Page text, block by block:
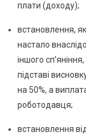
плати (доходу);
встановлення,
настало
іншого
підставі
на 50%, а
роботодавця;
встановлення